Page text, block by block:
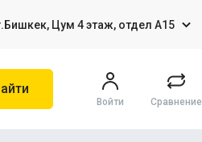
Цум 4 этаж, отдел А15
Войти Сравнение